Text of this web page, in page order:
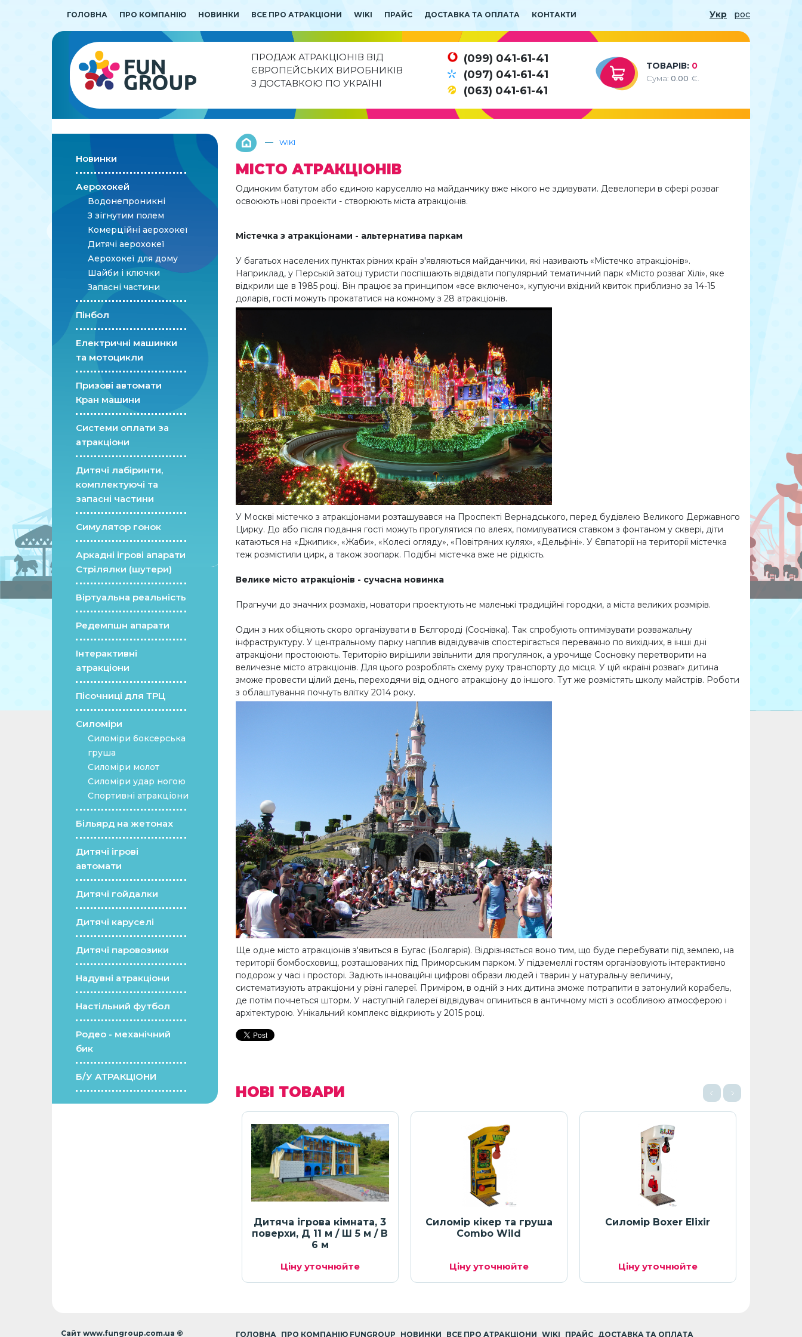
ГОЛОВНА ПРО КОМПАНІЮ НОВИНКИ ВСЕ ПРО АТРАКЦІОНИ WIKI ПРАЙС ДОСТАВКА ТА ОПЛАТА КОНТАКТИ Укр рос
ПРОДАЖ АТРАКЦІОНІВ ВІД
ЄВРОПЕЙСЬКИХ ВИРОБНИКІВ
З ДОСТАВКОЮ ПО УКРАЇНІ
(099) 041-61-41
(097) 041-61-41
(063) 041-61-41
ТОВАРІВ: 0
Сума:0.00 €.
Новинки
Аерохокей
Водонепроникні
З зігнутим полем
Комерційні аерохокеї
Дитячі аерохокеї
Аерохокеї для дому
Шайби і ключки
Запасні частини
Пінбол
Електричні машинки
та мотоцикли
Призові автомати
Кран машини
Системи оплати за
атракціони
Дитячі лабіринти,
комплектуючі та
запасні частини
Симулятор гонок
Аркадні ігрові апарати
Стрілялки (шутери)
Віртуальна реальність
Редемпшн апарати
Інтерактивні
атракціони
Пісочниці для ТРЦ
Силоміри
Силоміри боксерська
груша
Силоміри молот
Силоміри удар ногою
Спортивні атракціони
Більярд на жетонах
Дитячі ігрові
автомати
Дитячі гойдалки
Дитячі каруселі
Дитячі паровозики
Надувні атракціони
Настільний футбол
Родео - механічний
бик
Б/У АТРАКЦІОНИ
— WIKI
МІСТО АТРАКЦІОНІВ
Одиноким батутом або єдиною каруселлю на майданчику вже нікого не здивувати. Девелопери в сфері розваг
освоюють нові проекти - створюють міста атракціонів.
Містечка з атракціонами - альтернатива паркам
У багатьох населених пунктах різних країн з'являються майданчики, які називають «Містечко атракціонів».
Наприклад, у Перській затоці туристи поспішають відвідати популярний тематичний парк «Місто розваг Хілі», яке
відкрили ще в 1985 році. Він працює за принципом «все включено», купуючи вхідний квиток приблизно за 14-15
доларів, гості можуть прокататися на кожному з 28 атракціонів.
У Москві містечко з атракціонами розташувався на Проспекті Вернадського, перед будівлею Великого Державного
Цирку. До або після подання гості можуть прогулятися по алеях, помилуватися ставком з фонтаном у сквері, діти
катаються на «Джипик», «Жаби», «Колесі огляду», «Повітряних кулях», «Дельфіні». У Євпаторії на території містечка
теж розмістили цирк, а також зоопарк. Подібні містечка вже не рідкість.
Велике місто атракціонів - сучасна новинка
Прагнучи до значних розмахів, новатори проектують не маленькі традиційні городки, а міста великих розмірів.
Один з них обіцяють скоро організувати в Бєлгороді (Соснівка). Так спробують оптимізувати розважальну
інфраструктуру. У центральному парку наплив відвідувачів спостерігається переважно по вихідних, в інші дні
атракціони простоюють. Територію вирішили звільнити для прогулянок, а урочище Сосновку перетворити на
величезне місто атракціонів. Для цього розроблять схему руху транспорту до місця. У цій «країні розваг» дитина
зможе провести цілий день, переходячи від одного атракціону до іншого. Тут же розмістять школу майстрів. Роботи
з облаштування почнуть влітку 2014 року.
Ще одне місто атракціонів з'явиться в Бугас (Болгарія). Відрізняється воно тим, що буде перебувати під землею, на
території бомбосховищ, розташованих під Приморським парком. У підземеллі гостям організовують інтерактивно
подорож у часі і просторі. Задіють інноваційні цифрові образи людей і тварин у натуральну величину,
систематизують атракціони у різні галереї. Приміром, в одній з них дитина зможе потрапити в затонулий корабель,
де потім почнеться шторм. У наступній галереї відвідувач опиниться в античному місті з особливою атмосферою і
архітектурою. Унікальний комплекс відкриють у 2015 році.
НОВІ ТОВАРИ
Дитяча ігрова кімната, 3
поверхи, Д 11 м / Ш 5 м / В
6 м
Ціну уточнюйте
Силомір кікер та груша
Combo Wild
Ціну уточнюйте
Силомір Boxer Elixir
Ціну уточнюйте
Сайт www.fungroup.com.ua © ГОЛОВНА ПРО КОМПАНІЮ FUNGROUP НОВИНКИ ВСЕ ПРО АТРАКЦІОНИ WIKI ПРАЙС ДОСТАВКА ТА ОПЛАТА